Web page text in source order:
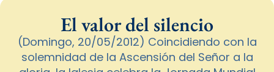
El valor del silencio
(Domingo, 20/05/2012) Coincidiendo con la
solemnidad de la Ascensión del Señor a la